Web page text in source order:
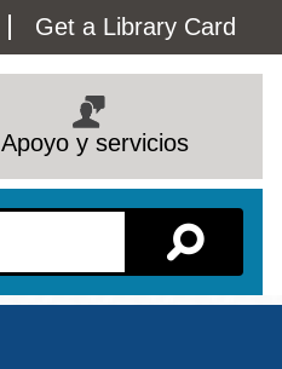
Get a Library Card
Apoyo y servicios